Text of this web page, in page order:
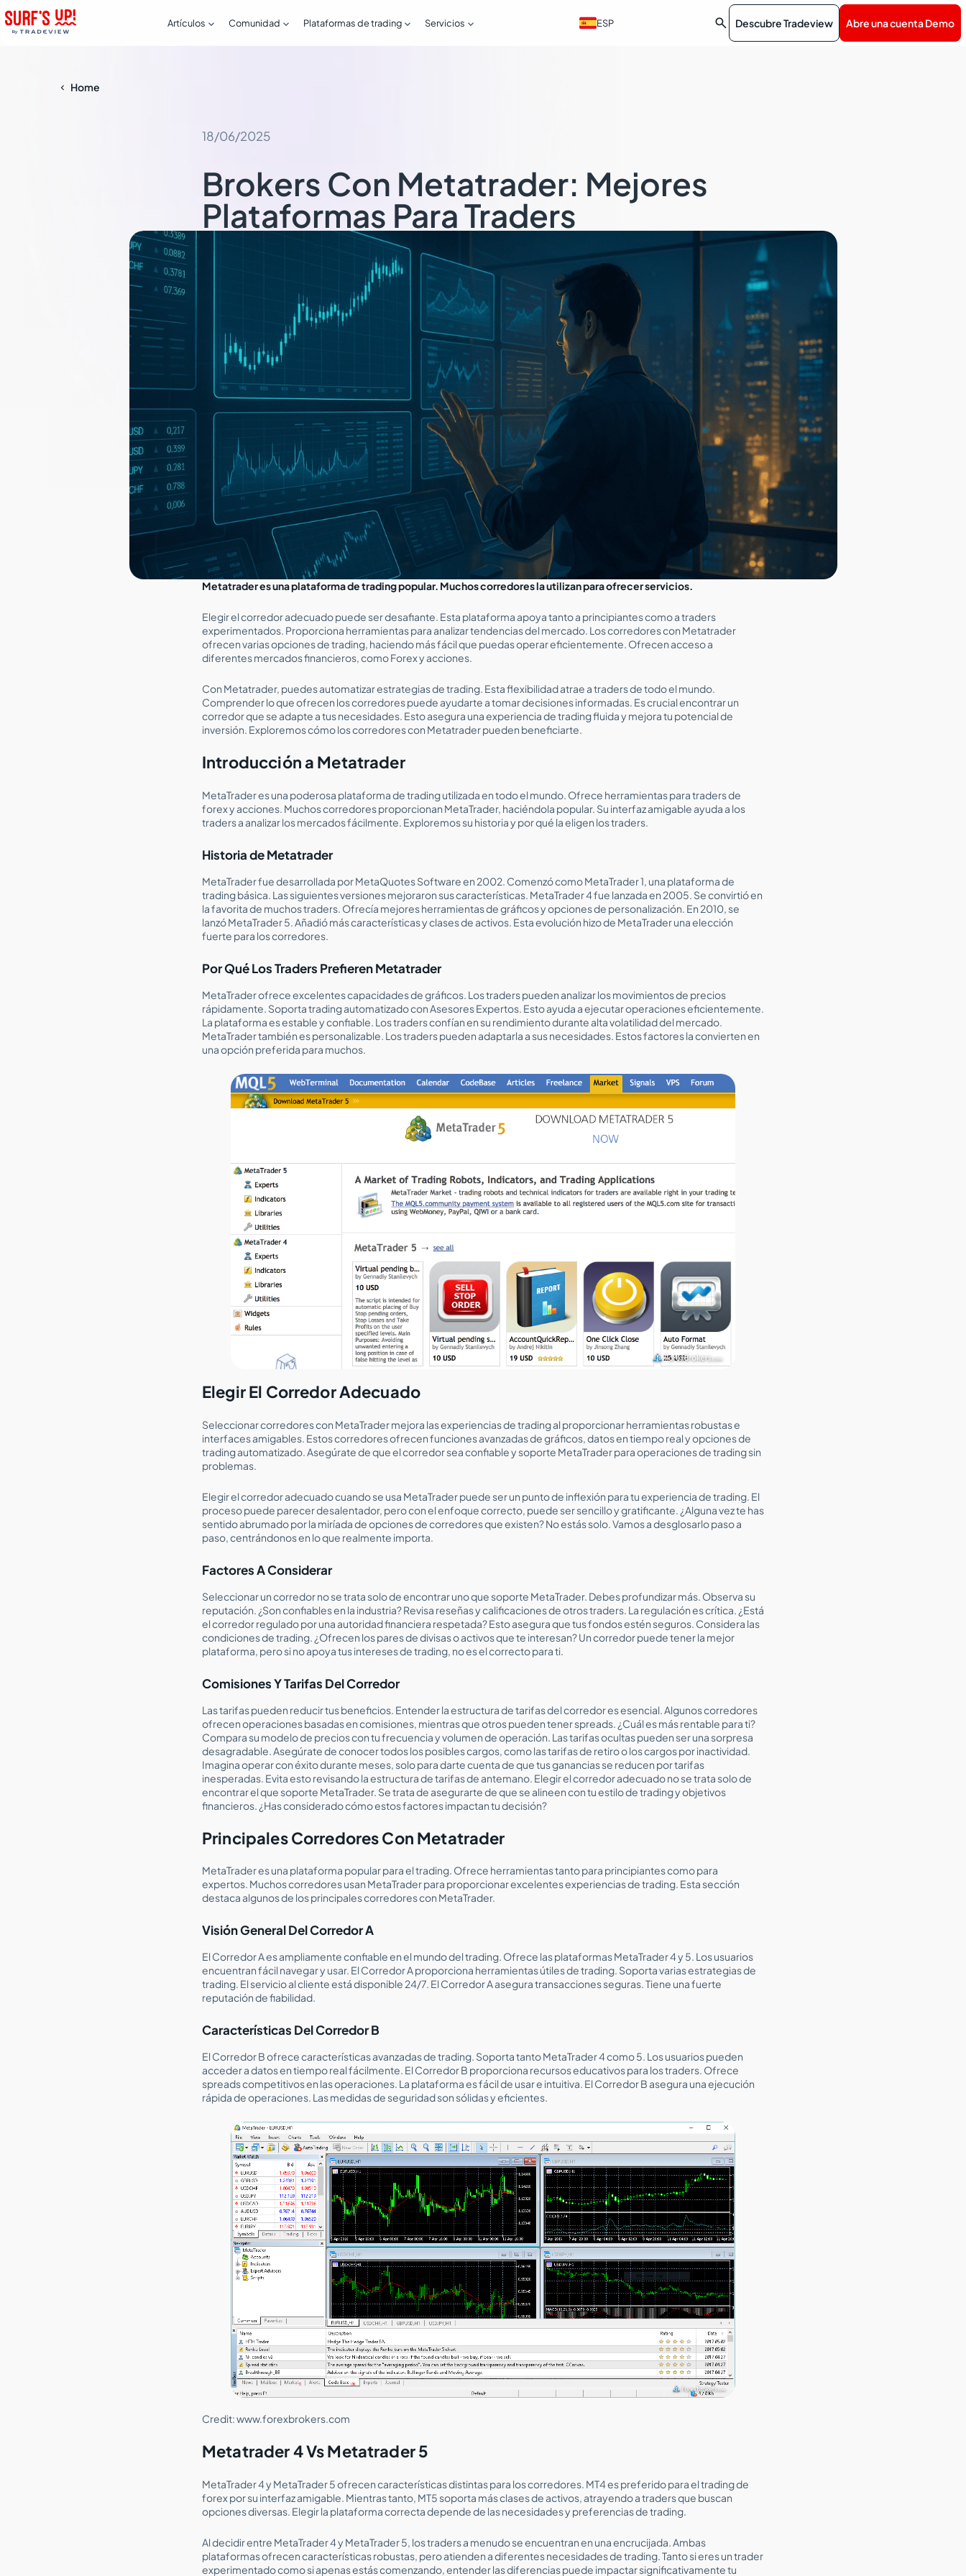
Artículos  Comunidad  Plataformas de trading Servicios  ESP  Descubre Tradeview Abre una cuenta Demo
 Home
18/06/2025
Brokers Con Metatrader: Mejores
Plataformas Para Traders
Metatrader es una plataforma de trading popular. Muchos corredores la utilizan para ofrecer servicios.
Elegir el corredor adecuado puede ser desafiante. Esta plataforma apoya tanto a principiantes como a traders
experimentados. Proporciona herramientas para analizar tendencias del mercado. Los corredores con Metatrader
ofrecen varias opciones de trading, haciendo más fácil que puedas operar eficientemente. Ofrecen acceso a
diferentes mercados financieros, como Forex y acciones.
Con Metatrader, puedes automatizar estrategias de trading. Esta flexibilidad atrae a traders de todo el mundo.
Comprender lo que ofrecen los corredores puede ayudarte a tomar decisiones informadas. Es crucial encontrar un
corredor que se adapte a tus necesidades. Esto asegura una experiencia de trading fluida y mejora tu potencial de
inversión. Exploremos cómo los corredores con Metatrader pueden beneficiarte.
Introducción a Metatrader
MetaTrader es una poderosa plataforma de trading utilizada en todo el mundo. Ofrece herramientas para traders de
forex y acciones. Muchos corredores proporcionan MetaTrader, haciéndola popular. Su interfaz amigable ayuda a los
traders a analizar los mercados fácilmente. Exploremos su historia y por qué la eligen los traders.
Historia de Metatrader
MetaTrader fue desarrollada por MetaQuotes Software en 2002. Comenzó como MetaTrader 1, una plataforma de
trading básica. Las siguientes versiones mejoraron sus características. MetaTrader 4 fue lanzada en 2005. Se convirtió en
la favorita de muchos traders. Ofrecía mejores herramientas de gráficos y opciones de personalización. En 2010, se
lanzó MetaTrader 5. Añadió más características y clases de activos. Esta evolución hizo de MetaTrader una elección
fuerte para los corredores.
Por Qué Los Traders Prefieren Metatrader
MetaTrader ofrece excelentes capacidades de gráficos. Los traders pueden analizar los movimientos de precios
rápidamente. Soporta trading automatizado con Asesores Expertos. Esto ayuda a ejecutar operaciones eficientemente.
La plataforma es estable y confiable. Los traders confían en su rendimiento durante alta volatilidad del mercado.
MetaTrader también es personalizable. Los traders pueden adaptarla a sus necesidades. Estos factores la convierten en
una opción preferida para muchos.
Elegir El Corredor Adecuado
Seleccionar corredores con MetaTrader mejora las experiencias de trading al proporcionar herramientas robustas e
interfaces amigables. Estos corredores ofrecen funciones avanzadas de gráficos, datos en tiempo real y opciones de
trading automatizado. Asegúrate de que el corredor sea confiable y soporte MetaTrader para operaciones de trading sin
problemas.
Elegir el corredor adecuado cuando se usa MetaTrader puede ser un punto de inflexión para tu experiencia de trading. El
proceso puede parecer desalentador, pero con el enfoque correcto, puede ser sencillo y gratificante. ¿Alguna vez te has
sentido abrumado por la miríada de opciones de corredores que existen? No estás solo. Vamos a desglosarlo paso a
paso, centrándonos en lo que realmente importa.
Factores A Considerar
Seleccionar un corredor no se trata solo de encontrar uno que soporte MetaTrader. Debes profundizar más. Observa su
reputación. ¿Son confiables en la industria? Revisa reseñas y calificaciones de otros traders. La regulación es crítica. ¿Está
el corredor regulado por una autoridad financiera respetada? Esto asegura que tus fondos estén seguros. Considera las
condiciones de trading. ¿Ofrecen los pares de divisas o activos que te interesan? Un corredor puede tener la mejor
plataforma, pero si no apoya tus intereses de trading, no es el correcto para ti.
Comisiones Y Tarifas Del Corredor
Las tarifas pueden reducir tus beneficios. Entender la estructura de tarifas del corredor es esencial. Algunos corredores
ofrecen operaciones basadas en comisiones, mientras que otros pueden tener spreads. ¿Cuál es más rentable para ti?
Compara su modelo de precios con tu frecuencia y volumen de operación. Las tarifas ocultas pueden ser una sorpresa
desagradable. Asegúrate de conocer todos los posibles cargos, como las tarifas de retiro o los cargos por inactividad.
Imagina operar con éxito durante meses, solo para darte cuenta de que tus ganancias se reducen por tarifas
inesperadas. Evita esto revisando la estructura de tarifas de antemano. Elegir el corredor adecuado no se trata solo de
encontrar el que soporte MetaTrader. Se trata de asegurarte de que se alineen con tu estilo de trading y objetivos
financieros. ¿Has considerado cómo estos factores impactan tu decisión?
Principales Corredores Con Metatrader
MetaTrader es una plataforma popular para el trading. Ofrece herramientas tanto para principiantes como para
expertos. Muchos corredores usan MetaTrader para proporcionar excelentes experiencias de trading. Esta sección
destaca algunos de los principales corredores con MetaTrader.
Visión General Del Corredor A
El Corredor A es ampliamente confiable en el mundo del trading. Ofrece las plataformas MetaTrader 4 y 5. Los usuarios
encuentran fácil navegar y usar. El Corredor A proporciona herramientas útiles de trading. Soporta varias estrategias de
trading. El servicio al cliente está disponible 24/7. El Corredor A asegura transacciones seguras. Tiene una fuerte
reputación de fiabilidad.
Características Del Corredor B
El Corredor B ofrece características avanzadas de trading. Soporta tanto MetaTrader 4 como 5. Los usuarios pueden
acceder a datos en tiempo real fácilmente. El Corredor B proporciona recursos educativos para los traders. Ofrece
spreads competitivos en las operaciones. La plataforma es fácil de usar e intuitiva. El Corredor B asegura una ejecución
rápida de operaciones. Las medidas de seguridad son sólidas y eficientes.
Credit: www.forexbrokers.com
Metatrader 4 Vs Metatrader 5
MetaTrader 4 y MetaTrader 5 ofrecen características distintas para los corredores. MT4 es preferido para el trading de
forex por su interfaz amigable. Mientras tanto, MT5 soporta más clases de activos, atrayendo a traders que buscan
opciones diversas. Elegir la plataforma correcta depende de las necesidades y preferencias de trading.
Al decidir entre MetaTrader 4 y MetaTrader 5, los traders a menudo se encuentran en una encrucijada. Ambas
plataformas ofrecen características robustas, pero atienden a diferentes necesidades de trading. Tanto si eres un trader
experimentado como si apenas estás comenzando, entender las diferencias puede impactar significativamente tu